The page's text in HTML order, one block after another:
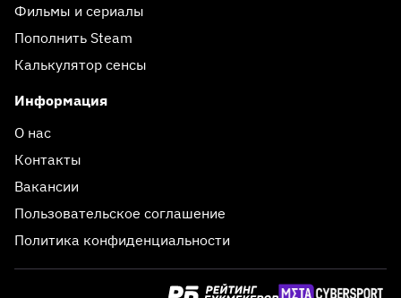
Фильмы и сериалы
Пополнить Steam
Калькулятор сенсы
Информация
О нас
Контакты
Вакансии
Пользовательское соглашение
Политика конфиденциальности